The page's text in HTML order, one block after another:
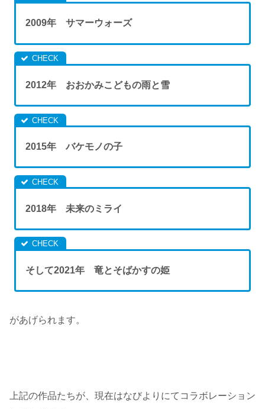
2009年 サマーウォーズ
2012年 おおかみこどもの雨と雪
2015年 バケモノの子
2018年 未来のミライ
そして2021年 竜とそばかすの姫
があげられます。
上記の作品たちが、現在はなびよりにてコラボレーション